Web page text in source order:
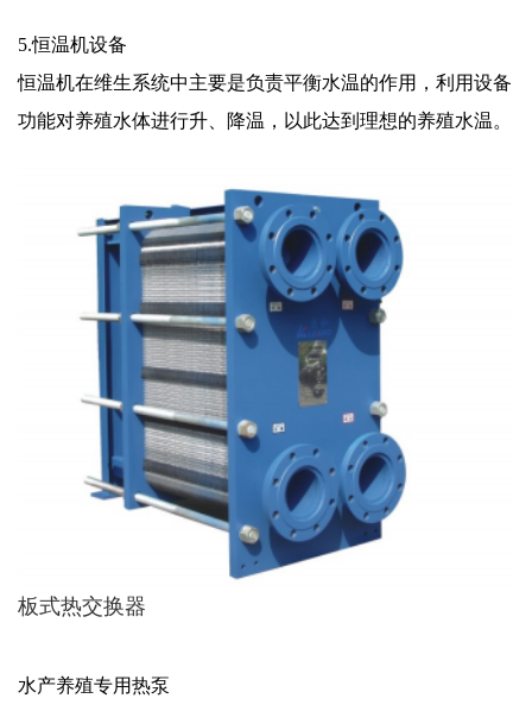
5.恒温机设备
恒温机在维生系统中主要是负责平衡水温的作用，利用设备
功能对养殖水体进行升、降温，以此达到理想的养殖水温。
板式热交换器
水产养殖专用热泵